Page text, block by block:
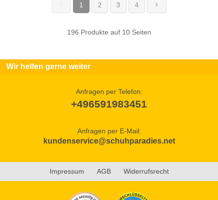
1 (current)
2 3 4
196 Produkte auf 10 Seiten
Wir helfen gerne weiter
Anfragen per Telefon:
+496591983451
Anfragen per E-Mail:
kundenservice@schuhparadies.net
Impressum AGB Widerrufsrecht